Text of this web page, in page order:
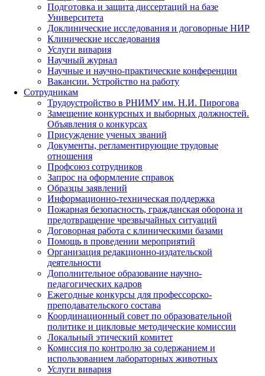
Подготовка и защита диссертаций на базе
Университета
Доклинические исследования и договорные НИР
Клинические исследования
Услуги вивария
Научный журнал
Научные и научно-практические конференции
Вакансии. Устройство на работу
Сотрудникам
Трудоустройство в РНИМУ им. Н.И. Пирогова
Замещение конкурсных и выборных должностей.
Объявления о конкурсах
Присуждение ученых званий
Документы, регламентирующие трудовые
отношения
Профсоюз сотрудников
Запрос на оформление справок
Образцы заявлений
Информационно-техническая поддержка
Пожарная безопасность, гражданская оборона и
предотвращение чрезвычайных ситуаций
Договорная работа с клиническими базами
Помощь в проведении мероприятий
Организация редакционно-издательской
деятельности
Дополнительное образование научно-
педагогических кадров
Ежегодные конкурсы для профессорско-
преподавательского состава
Координационный совет по образовательной
политике и цикловые методические комиссии
Локальный этический комитет
Комиссия по контролю за содержанием и
использованием лабораторных животных
Услуги вивария